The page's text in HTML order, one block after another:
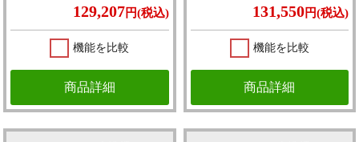
129,207 円(税込)
機能を比較
商品詳細
131,550円(税込)
機能を比較
商品詳細